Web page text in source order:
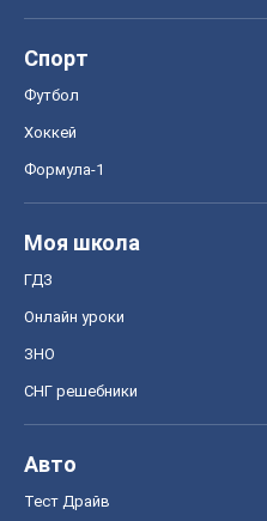
Спорт
Футбол
Хоккей
Формула-1
Моя школа
ГДЗ
Онлайн уроки
ЗНО
СНГ решебники
Авто
Тест Драйв